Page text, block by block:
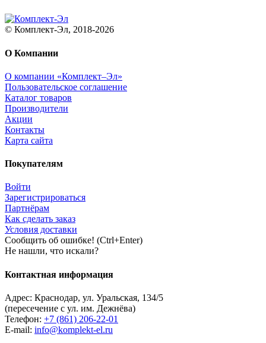
© Комплект-Эл, 2018-2026
О Компании
О компании «Комплект–Эл»
Пользовательское соглашение
Каталог товаров
Производители
Акции
Контакты
Карта сайта
Покупателям
Войти
Зарегистрироваться
Партнёрам
Как сделать заказ
Условия доставки
Сообщить об ошибке! (Ctrl+Enter)
Не нашли, что искали?
Контактная информация
Адрес: Краснодар, ул. Уральская, 134/5
(пересечение с ул. им. Дежнёва)
Телефон: +7 (861) 206-22-01
E-mail: info@komplekt-el.ru